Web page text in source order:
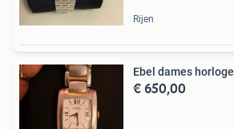
Rijen
Ebel dames horloge
€ 650,00